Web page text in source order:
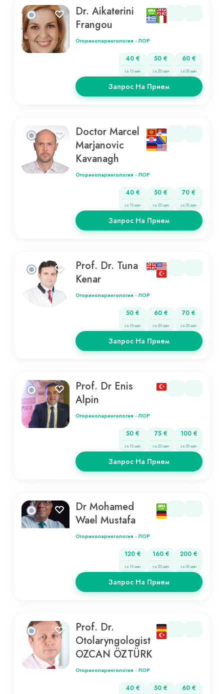
Dr. Aikaterini
Frangou
Оториноларингология - ЛОР
40 €
за 15 мин
50 €
за 20 мин
60 €
за 30 мин
Запрос На Прием
Doctor Marcel
Marjanovic
Kavanagh
Оториноларингология - ЛОР
40 €
за 15 мин
50 €
за 20 мин
70 €
за 30 мин
Запрос На Прием
Prof. Dr. Tuna
Kenar
Оториноларингология - ЛОР
50 €
за 15 мин
60 €
за 20 мин
70 €
за 30 мин
Запрос На Прием
Prof. Dr Enis
Alpin
Оториноларингология - ЛОР
50 €
за 15 мин
75 €
за 20 мин
100 €
за 30 мин
Запрос На Прием
Dr Mohamed
Wael Mustafa
Оториноларингология - ЛОР
120 €
за 15 мин
160 €
за 20 мин
200 €
за 30 мин
Запрос На Прием
Prof. Dr.
Otolaryngologist
OZCAN ÖZTÜRK
Оториноларингология - ЛОР
40 € 50 € 60 €